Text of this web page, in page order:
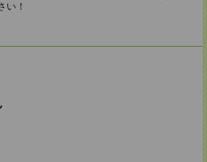
い！